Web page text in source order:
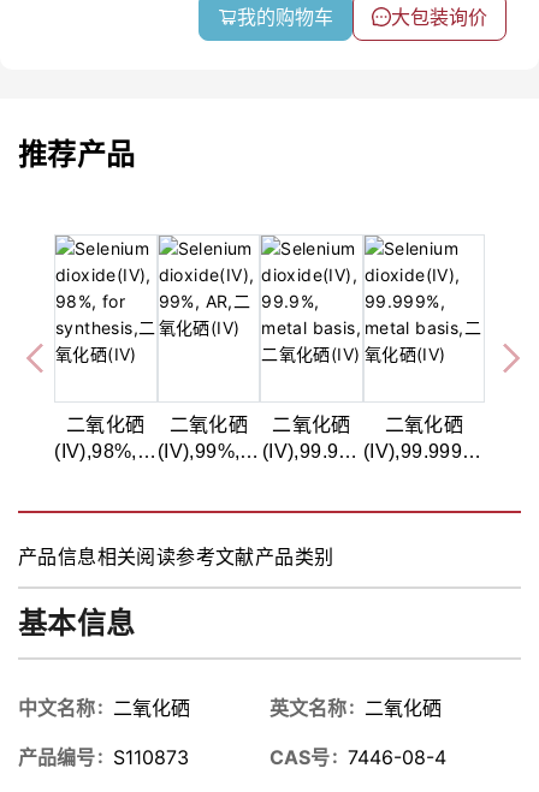
我的购物车 大包装询价
推荐产品
二氧化硒
(IV),98%,用
二氧化硒
(IV),99%,分
二氧化硒
(IV),99.9%,
二氧化硒
(IV),99.999%,
产品信息相关阅读参考文献产品类别
基本信息
中文名称 二氧化硒 英文名称 二氧化硒
产品编号 S110873 CAS号 7446-08-4